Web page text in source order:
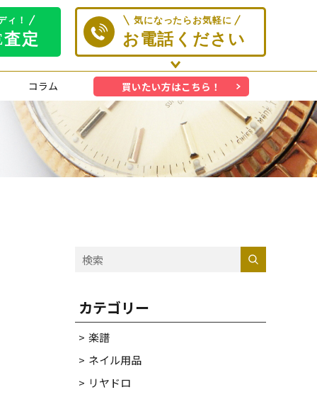
コラム 買いたい方はこちら！
カテゴリー
楽譜
ネイル用品
リヤドロ